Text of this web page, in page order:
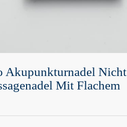
Akupunkturnadel Nicht
Mit Flachem